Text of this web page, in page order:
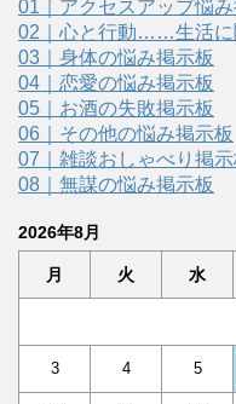
01｜アクセスアップ悩み
02｜心と行動……生活に
03｜身体の悩み掲示板
04｜恋愛の悩み掲示板
05｜お酒の失敗掲示板
06｜その他の悩み掲示板
07｜雑談おしゃべり掲示
08｜無謀の悩み掲示板
2026年8月
月 火 水
3 4 5